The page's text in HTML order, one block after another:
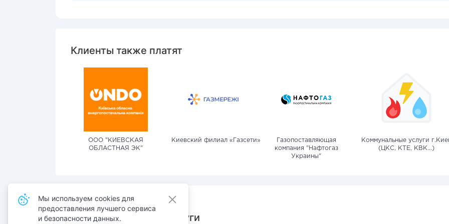
Клиенты также платят
ООО "КИЕВСКАЯ
ОБЛАСТНАЯ ЭК"
Киевский филиал «Газсети»
Газопоставляющая
компания "Нафтогаз
Украины"
Коммунальные услуги
(ЦКС, КТЕ, КВК...)
Также оплачивают услуги
Мы используем cookies для
предоставления лучшего сервиса
и безопасности данных.